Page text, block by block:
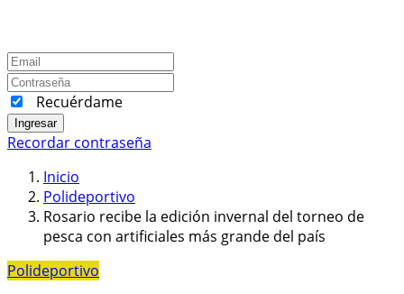
Recuérdame
Ingresar
Recordar contraseña
Inicio
Polideportivo
Rosario recibe la edición invernal del torneo de
pesca con artificiales más grande del país
Polideportivo